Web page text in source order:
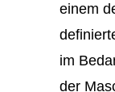
einem
im
der